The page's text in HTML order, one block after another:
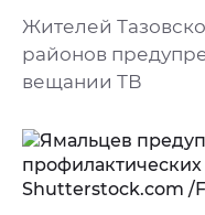
Жителей
районов
вещании ТВ